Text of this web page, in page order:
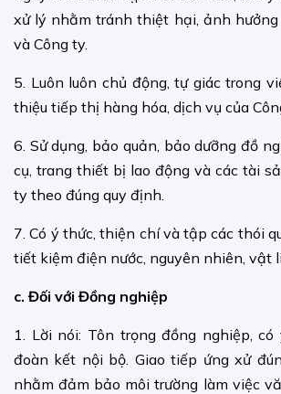
xử lý nhằm tránh thiệt hại, ảnh
và Công ty.
5. Luôn luôn chủ động, tự giác trong
thiệu tiếp thị hàng hóa, dịch vụ của
6. Sử dụng, bảo quản, bảo dưỡng đồ
cụ, trang thiết bị lao động và các tài
ty theo đúng quy định.
7. Có ý thức, thiện chí và tập các thói
tiết kiệm điện nước, nguyên nhiên, vật
c. Đối với Đồng nghiệp
1. Lời nói: Tôn trọng đồng nghiệp,
đoàn kết nội bộ. Giao tiếp ứng xử
nhằm đảm bảo môi trường làm việc